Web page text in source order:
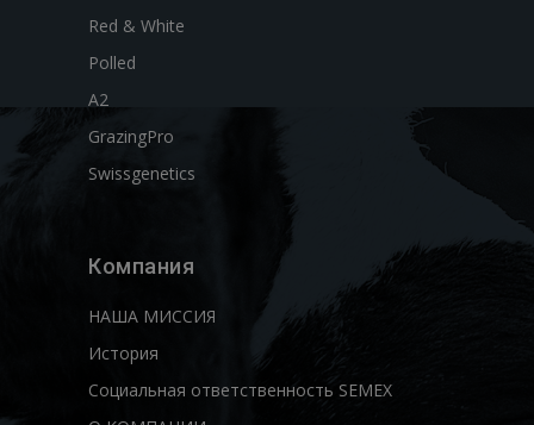
Red & White
Polled
A2
GrazingPro
Swissgenetics
Компания
НАША МИССИЯ
История
Социальная ответственность SEMEX